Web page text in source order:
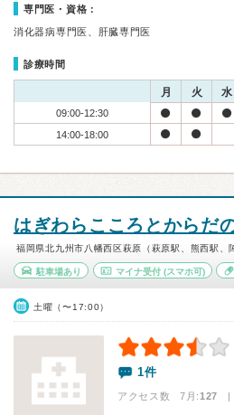
専門医・資格：
消化器病専門医、肝臓専門医
診療時間
月 火 水
09:00-12:30
14:00-18:00
はぎわらこころとからだ
福岡県北九州市八幡西区萩原（萩原駅、熊西駅、
駐車場あり マイナ受付(スマホ可)
土曜（〜17:00）
1件
アクセス数 7月:127 |